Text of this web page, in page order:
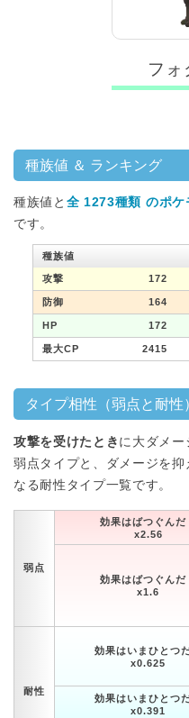
フォ
種族値 ＆ ランキング
種族値と 全 1273種類 のポケ
です。
種族値
攻撃 172
防御 164
HP 172
最大CP 2415
タイプ相性（弱点と耐性
攻撃を受けたとき に大ダメー
弱点タイプと、ダメージを
なる耐性タイプ一覧です。
弱点
効果はばつぐんだ
x2.56
効果はばつぐんだ
x1.6
耐性
効果はいまひとつ
x0.625
効果はいまひとつ
x0.391